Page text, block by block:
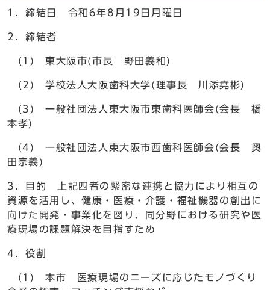
1．締結日 令和6年8月19日月曜日
2．締結者
(1) 東大阪市(市長 野田義和)
(2) 学校法人大阪歯科大学(理事長 川添堯彬)
(3) 一般社団法人東大阪市東歯科医師会(会長 橋
本孝)
(4) 一般社団法人東大阪市西歯科医師会(会長 奥
田宗義)
3．目的 上記四者の緊密な連携と協力により相互の
資源を活用し、健康・医療・介護・福祉機器の創出に
向けた開発・事業化を図り、同分野における研究や医
療現場の課題解決を目指すため
4．役割
(1) 本市 医療現場のニーズに応じたモノづくり